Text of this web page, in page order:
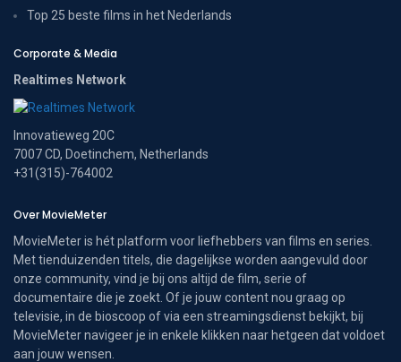
Top 25 beste films in het Nederlands
Corporate & Media
Realtimes Network
Innovatieweg 20C
7007 CD, Doetinchem, Netherlands
+31(315)-764002
Over MovieMeter
MovieMeter is hét platform voor liefhebbers van films en series.
Met tienduizenden titels, die dagelijkse worden aangevuld door
onze community, vind je bij ons altijd de film, serie of
documentaire die je zoekt. Of je jouw content nou graag op
televisie, in de bioscoop of via een streamingsdienst bekijkt, bij
MovieMeter navigeer je in enkele klikken naar hetgeen dat voldoet
aan jouw wensen.